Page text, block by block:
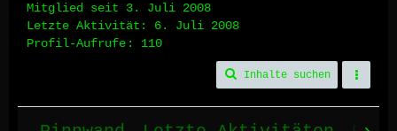
Mitglied seit 3. Juli 2008
Letzte Aktivität: 6. Juli 2008
Profil-Aufrufe
110
Inhalte suchen